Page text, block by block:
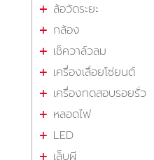
ล้อวัดระยะ
กล้อง
เช็ควาล์วลม
เครื่องเลื่อยโซ่ยนต์
เครื่องทดสอบรอยรั่ว
หลอดไฟ
LED
เล็บผี